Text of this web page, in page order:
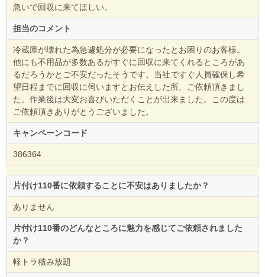
急いで回収に来てほしい。
担当のコメント
冷蔵庫が壊れた為急遽処分が必要になったとお困りのお客様。
他にも不用品が多数あるがすぐに回収に来てくれるところがあ
るだろうかとご不安だったそうです。当社ですぐ人員確保し希
望日程までに回収に伺いますとお伝えした所、ご依頼頂きまし
た。作業後は大変お喜びいただくことが出来ました。この度は
ご依頼頂きありがとうございました。
キャンペーンコード
386364
片付け110番に依頼することに不安はありましたか？
ありません
片付け110番のどんなところに魅力を感じてご依頼されました
か？
軽トラ積み放題